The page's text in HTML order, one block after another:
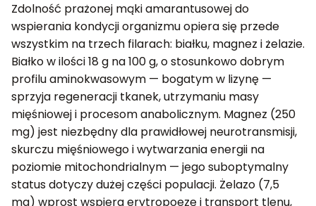
Zdolność prażonej mąki amarantusowej do
wspierania kondycji organizmu opiera się przede
wszystkim na trzech filarach: białku, magnez i żelazie.
Białko w ilości 18 g na 100 g, o stosunkowo dobrym
profilu aminokwasowym — bogatym w lizynę —
sprzyja regeneracji tkanek, utrzymaniu masy
mięśniowej i procesom anabolicznym. Magnez (250
mg) jest niezbędny dla prawidłowej neurotransmisji,
skurczu mięśniowego i wytwarzania energii na
poziomie mitochondrialnym — jego suboptymalny
status dotyczy dużej części populacji. Żelazo (7,5
mg) wprost wspiera erytropoezę i transport tlenu,